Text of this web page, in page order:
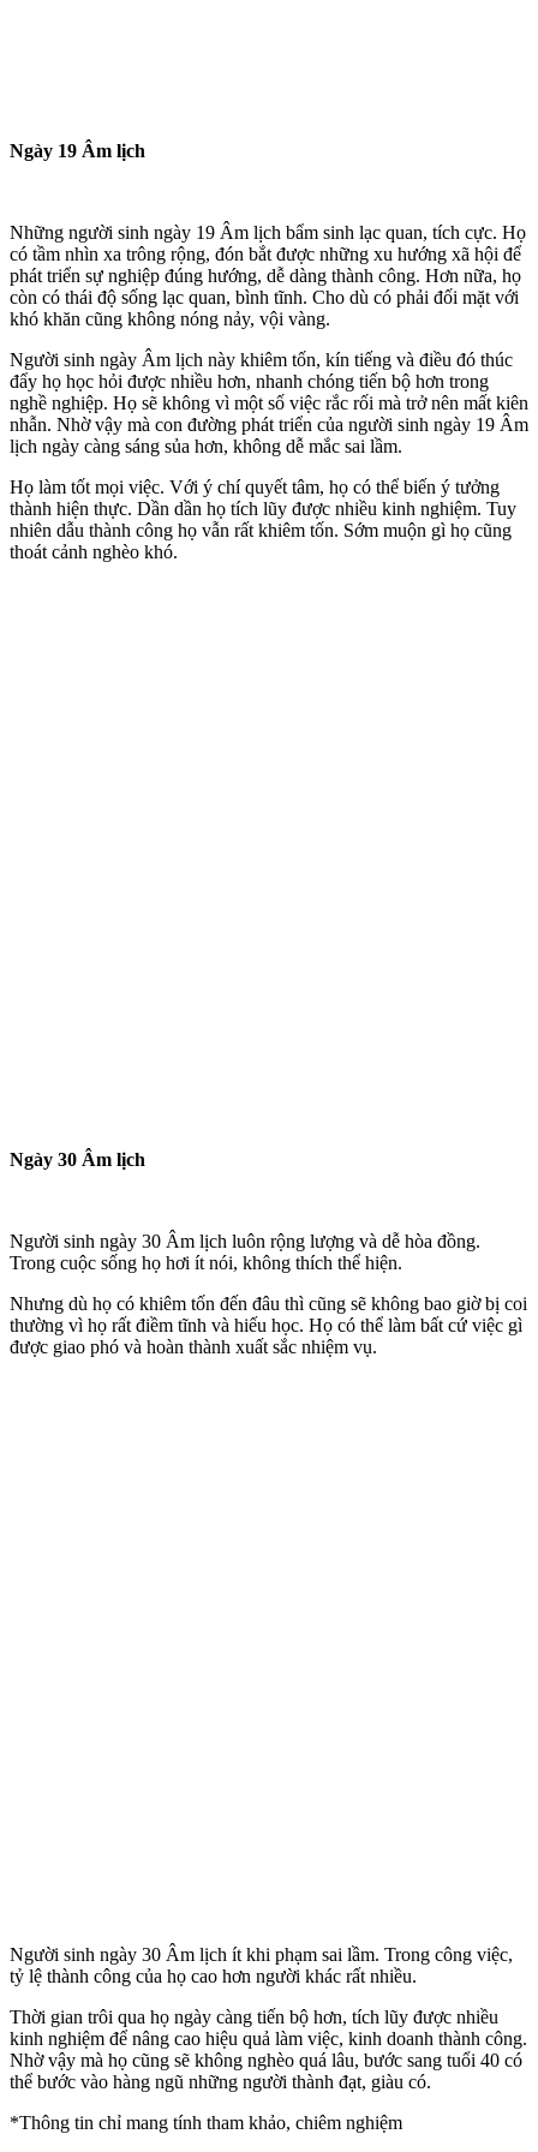
Ngày 19 Âm lịch
Những người sinh ngày 19 Âm lịch bẩm sinh lạc quan, tích cực. Họ
có tầm nhìn xa trông rộng, đón bắt được những xu hướng xã hội để
phát triển sự nghiệp đúng hướng, dễ dàng thành công. Hơn nữa, họ
còn có thái độ sống lạc quan, bình tĩnh. Cho dù có phải đối mặt với
khó khăn cũng không nóng nảy, vội vàng.
Người sinh ngày Âm lịch này khiêm tốn, kín tiếng và điều đó thúc
đẩy họ học hỏi được nhiều hơn, nhanh chóng tiến bộ hơn trong
nghề nghiệp. Họ sẽ không vì một số việc rắc rối mà trở nên mất kiên
nhẫn. Nhờ vậy mà con đường phát triển của người sinh ngày 19 Âm
lịch ngày càng sáng sủa hơn, không dễ mắc sai lầm.
Họ làm tốt mọi việc. Với ý chí quyết tâm, họ có thể biến ý tưởng
thành hiện thực. Dần dần họ tích lũy được nhiều kinh nghiệm. Tuy
nhiên dẫu thành công họ vẫn rất khiêm tốn. Sớm muộn gì họ cũng
thoát cảnh nghèo khó.
Ngày 30 Âm lịch
Người sinh ngày 30 Âm lịch luôn rộng lượng và dễ hòa đồng.
Trong cuộc sống họ hơi ít nói, không thích thể hiện.
Nhưng dù họ có khiêm tốn đến đâu thì cũng sẽ không bao giờ bị coi
thường vì họ rất điềm tĩnh và hiếu học. Họ có thể làm bất cứ việc gì
được giao phó và hoàn thành xuất sắc nhiệm vụ.
Người sinh ngày 30 Âm lịch ít khi phạm sai lầm. Trong công việc,
tỷ lệ thành công của họ cao hơn người khác rất nhiều.
Thời gian trôi qua họ ngày càng tiến bộ hơn, tích lũy được nhiều
kinh nghiệm để nâng cao hiệu quả làm việc, kinh doanh thành công.
Nhờ vậy mà họ cũng sẽ không nghèo quá lâu, bước sang tuổi 40 có
thể bước vào hàng ngũ những người thành đạt, giàu có.
*Thông tin chỉ mang tính tham khảo, chiêm nghiệm